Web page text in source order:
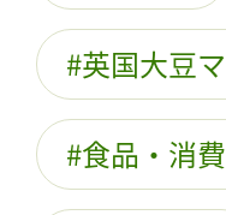
英国大豆
食品・消